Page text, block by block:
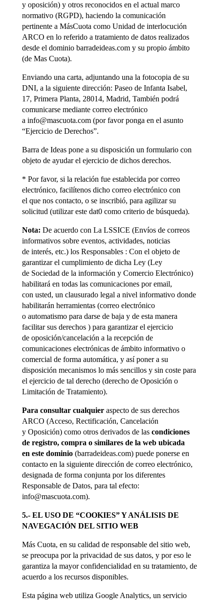
y oposición) y otros reconocidos en el actual marco
normativo (RGPD), haciendo la comunicación
pertinente a MásCuota como Unidad de interlocución
ARCO en lo referido a tratamiento de datos realizados
desde el dominio barradeideas.com y su propio ámbito
(de Mas Cuota).
Enviando una carta, adjuntando una la fotocopia de su
DNI, a la siguiente dirección: Paseo de Infanta Isabel,
17, Primera Planta, 28014, Madrid, También podrá
comunicarse mediante correo electrónico
a info@mascuota.com(por favor ponga en el asunto
“Ejercicio de Derechos”.
Barra de Ideas pone a su disposición un formulario con
objeto de ayudar el ejercicio de dichos derechos.
* Por favor, si la relación fue establecida por correo
electrónico, facilítenos dicho correo electrónico con
el que nos contacto, o se inscribió, para agilizar su
solicitud (utilizar este dat0 como criterio de búsqueda).
Nota: De acuerdo con La LSSICE (Envíos de correos
informativos sobre eventos, actividades, noticias
de interés, etc.) los Responsables : Con el objeto de
garantizar el cumplimiento de dicha Ley (Ley
de Sociedad de la información y Comercio Electrónico)
habilitará en todas las comunicaciones por email,
con usted, un clausurado legal a nivel informativo donde
habilitarán herramientas (correo electrónico
o automatismo para darse de baja y de esta manera
facilitar sus derechos ) para garantizar el ejercicio
de oposición/cancelación a la recepción de
comunicaciones electrónicas de ámbito informativo o
comercial de forma automática, y así poner a su
disposición mecanismos lo más sencillos y sin coste para
el ejercicio de tal derecho (derecho de Oposición o
Limitación de Tratamiento).
Para consultar cualquieraspecto de sus derechos
ARCO (Acceso, Rectificación, Cancelación
y Oposición) como otros derivados de lascondiciones
de registro, compra o similares de la web ubicada
en este dominio(barradeideas.com) puede ponerse en
contacto en la siguiente dirección de correo electrónico,
designada de forma conjunta por los diferentes
Responsable de Datos, para tal efecto:
info@mascuota.com).
5.- EL USO DE “COOKIES” Y ANÁLISIS DE
NAVEGACIÓN DEL SITIO WEB
Más Cuota, en su calidad de responsable del sitio web,
se preocupa por la privacidad de sus datos, y por eso le
garantiza la mayor confidencialidad en su tratamiento, de
acuerdo a los recursos disponibles.
Esta página web utiliza Google Analytics, un servicio